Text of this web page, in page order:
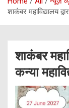
शाकंबर महाविद्यालय
शाकंबर
कन्या